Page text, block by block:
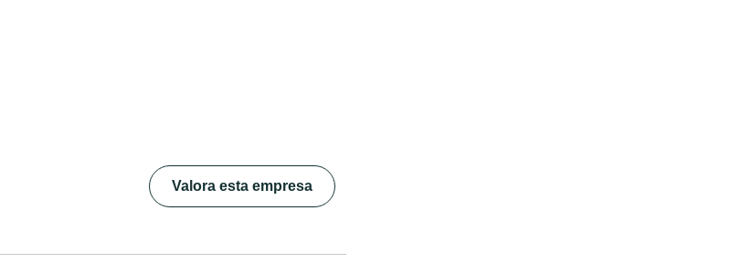
Valora esta empresa